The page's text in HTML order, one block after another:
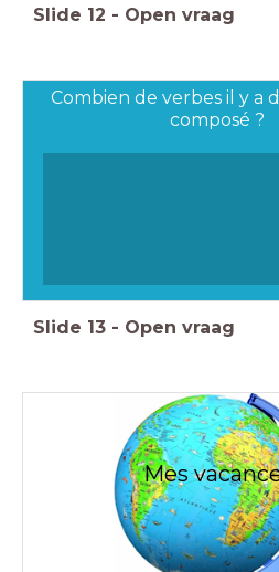
Slide 12 - Open vraag
Combien de verbes il y a
composé ?
Slide 13 - Open vraag
Mes